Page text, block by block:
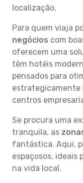
localização.
Para quem viaja
negócios com
oferecem uma
têm hotéis
pensados para
estrategicamente
centros
Se procura uma
tranquila, as
fantástica. Aqui,
espaçosos, ideais
na vida local.